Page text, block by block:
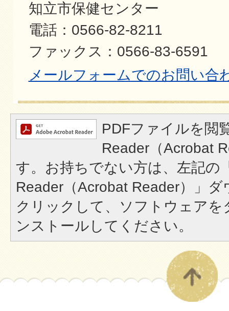
知立市保健センター
電話：0566-82-8211
ファックス：0566-83-6591
メールフォームでのお問い合
PDFファイルを閲
Reader（Acrobat
す。お持ちでない方は、左記の
Reader（Acrobat Reader）」
クリックして、ソフトウェア
ンストールしてください。